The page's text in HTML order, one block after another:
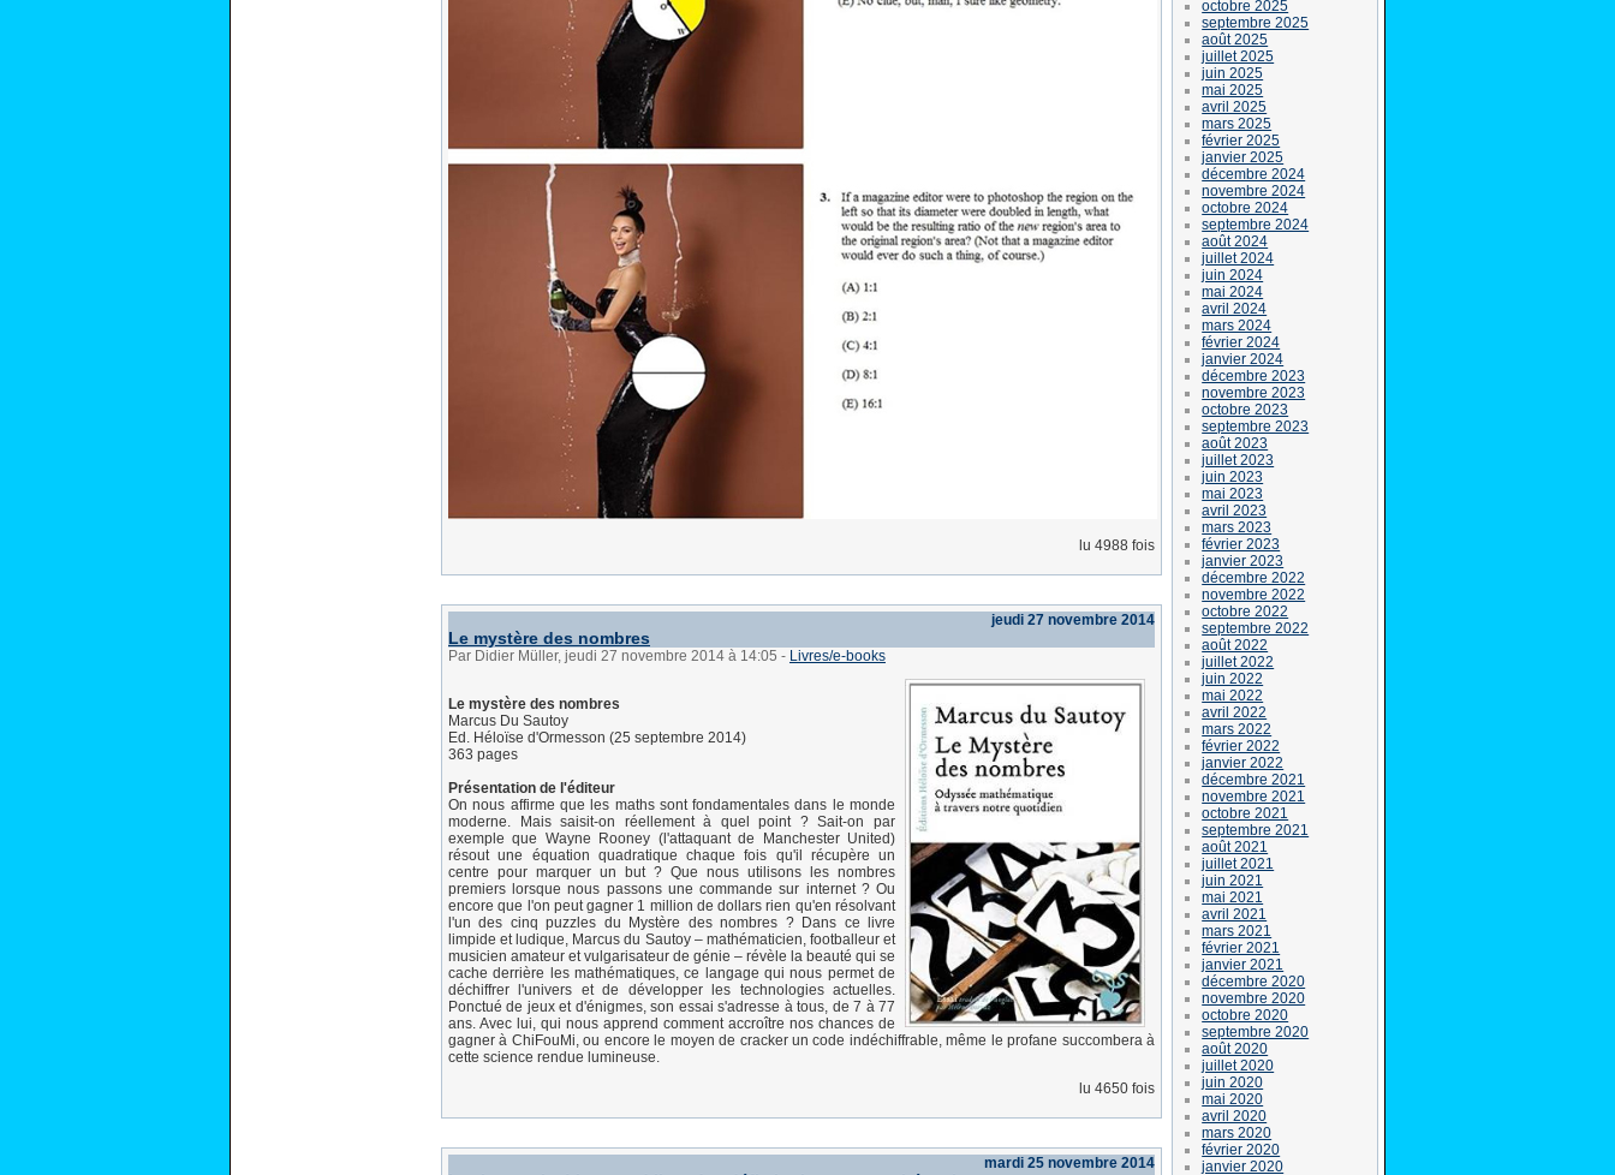
lu 4988 fois
jeudi 27 novembre 2014
Le mystère des nombres
Par Didier Müller, jeudi 27 novembre 2014 à 14:05 - Livres/e-books
Le mystère des nombres
Marcus Du Sautoy
Ed. Héloïse d'Ormesson (25 septembre 2014)
363 pages
Présentation de l'éditeur
On nous affirme que les maths sont fondamentales dans le monde
moderne. Mais saisit-on réellement à quel point ? Sait-on par
exemple que Wayne Rooney (l'attaquant de Manchester United)
résout une équation quadratique chaque fois qu'il récupère un
centre pour marquer un but ? Que nous utilisons les nombres
premiers lorsque nous passons une commande sur internet ? Ou
encore que l'on peut gagner 1 million de dollars rien qu'en résolvant
l'un des cinq puzzles du Mystère des nombres ? Dans ce livre
limpide et ludique, Marcus du Sautoy – mathématicien, footballeur et
musicien amateur et vulgarisateur de génie – révèle la beauté qui se
cache derrière les mathématiques, ce langage qui nous permet de
déchiffrer l'univers et de développer les technologies actuelles.
Ponctué de jeux et d'énigmes, son essai s'adresse à tous, de 7 à 77
ans. Avec lui, qui nous apprend comment accroître nos chances de
gagner à ChiFouMi, ou encore le moyen de cracker un code indéchiffrable, même le profane succombera à
cette science rendue lumineuse.
lu 4650 fois
mardi 25 novembre 2014
octobre 2025
septembre 2025
août 2025
juillet 2025
juin 2025
mai 2025
avril 2025
mars 2025
février 2025
janvier 2025
décembre 2024
novembre 2024
octobre 2024
septembre 2024
août 2024
juillet 2024
juin 2024
mai 2024
avril 2024
mars 2024
février 2024
janvier 2024
décembre 2023
novembre 2023
octobre 2023
septembre 2023
août 2023
juillet 2023
juin 2023
mai 2023
avril 2023
mars 2023
février 2023
janvier 2023
décembre 2022
novembre 2022
octobre 2022
septembre 2022
août 2022
juillet 2022
juin 2022
mai 2022
avril 2022
mars 2022
février 2022
janvier 2022
décembre 2021
novembre 2021
octobre 2021
septembre 2021
août 2021
juillet 2021
juin 2021
mai 2021
avril 2021
mars 2021
février 2021
janvier 2021
décembre 2020
novembre 2020
octobre 2020
septembre 2020
août 2020
juillet 2020
juin 2020
mai 2020
avril 2020
mars 2020
février 2020
janvier 2020